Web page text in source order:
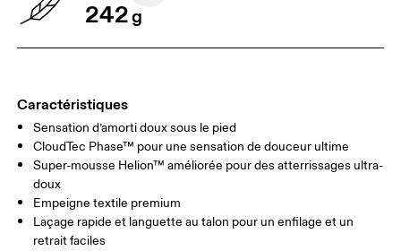
242g
Caractéristiques
Sensation d’amorti doux sous le pied
CloudTec Phase™ pour une sensation de douceur ultime
Super-mousse Helion™ améliorée pour des atterrissages ultra-
doux
Empeigne textile premium
Laçage rapide et languette au talon pour un enfilage et un
retrait faciles